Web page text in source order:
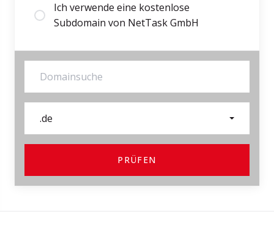
Ich verwende eine kostenlose
Subdomain von NetTask GmbH
.de
PRÜFEN